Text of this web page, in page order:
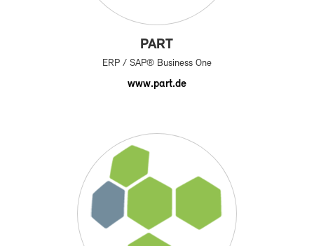
PART
ERP / SAP® Bu­si­ness One
www.part.de